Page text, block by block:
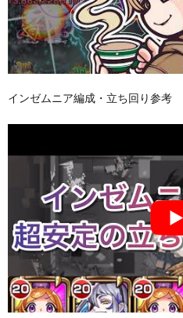
インゼムニア編成・立ち回り参考